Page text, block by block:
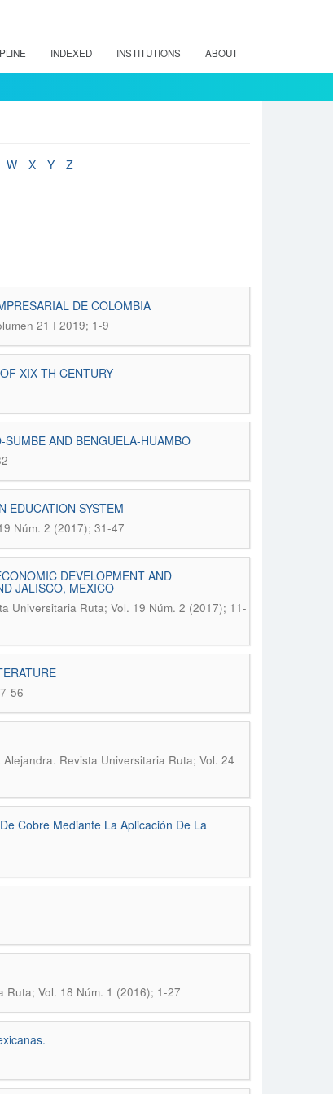
INDEXED INSTITUTIONS ABOUT
W X Y Z
DE COLOMBIA
21 I 2019; 1-9
XIX TH CENTURY
AND BENGUELA-HUAMBO
EDUCATION SYSTEM
Núm. 2 (2017); 31-47
DEVELOPMENT AND
JALISCO, MEXICO
Universitaria Ruta; Vol. 19 Núm. 2 (2017); 11-
56
Alejandra. Revista Universitaria Ruta; Vol. 24
Cobre Mediante La Aplicación De La
Ruta; Vol. 18 Núm. 1 (2016); 1-27